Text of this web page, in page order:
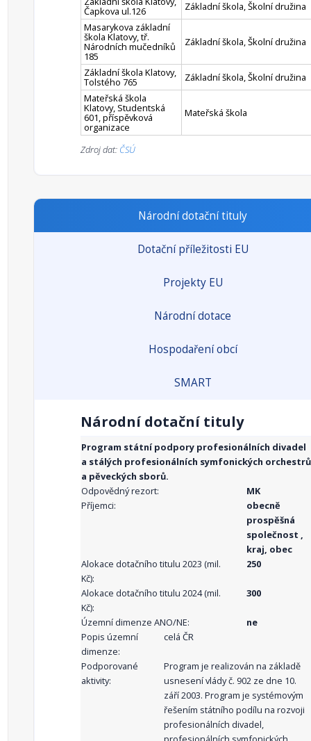
Čapkova ul.126
Základní škola, Školní družina
Masarykova základní
škola Klatovy, tř.
Národních mučedníků
185
Základní škola, Školní družina
Základní škola Klatovy,
Tolstého 765
Základní škola, Školní družina
Mateřská škola
Klatovy, Studentská
601, příspěvková
organizace
Mateřská škola
Zdroj dat: ČSÚ
Národní dotační tituly
Dotační příležitosti EU
Projekty EU
Národní dotace
Hospodaření obcí
SMART
Národní dotační tituly
Program státní podpory profesionálních divadel
a stálých profesionálních symfonických orchestrů
a pěveckých sborů.
Odpovědný rezort:
MK
Příjemci:
obecně
prospěšná
společnost ,
kraj, obec
Alokace dotačního titulu 2023 (mil.
Kč):
250
Alokace dotačního titulu 2024 (mil.
Kč):
300
Územní dimenze ANO/NE:
ne
Popis územní
dimenze:
celá ČR
Podporované
aktivity:
Program je realizován na základě
usnesení vlády č. 902 ze dne 10.
září 2003. Program je systémovým
řešením státního podílu na rozvoji
profesionálních divadel,